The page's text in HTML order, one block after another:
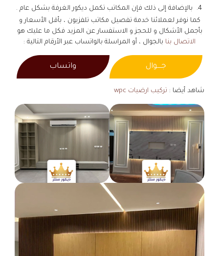
بالإضافة إلى ذلك فإن المكاتب تكمل ديكور الغرفة بشكل عام .
كما نوفر لعملائنا خدمة تفصيل مكاتب تلفزيون ، بأقل الأسعار و
بأجمل الأشكال و للحجز و الاستفسار عن المزيد فكل ما عليك هو
الاتصال بنا بالجوال ، أو المراسلة بالواتساب عبر الأرقام التالية :
جــــوال واتساب
شاهد أيضا : تركيب ارضيات wpc